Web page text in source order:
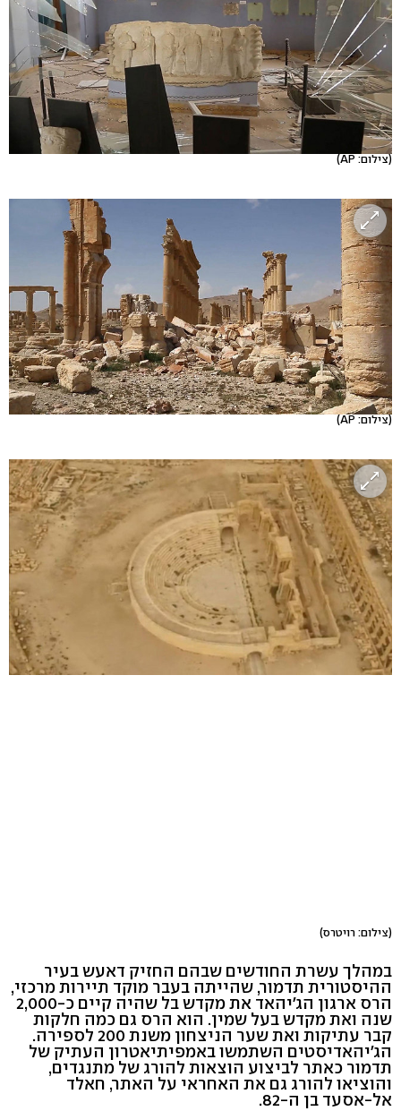
(צילום: AP)
(צילום: AP)
(צילום: רויטרס)
במהלך עשרת החודשים שבהם החזיק דאעש בעיר
ההיסטורית תדמור, שהייתה בעבר מוקד תיירות מרכזי,
הרס ארגון הג'יהאד את מקדש בל שהיה קיים כ-2,000
שנה ואת מקדש בעל שמין. הוא הרס גם כמה חלקות
קבר עתיקות ואת שער הניצחון משנת 200 לספירה.
הג'יהאדיסטים השתמשו באמפיתיאטרון העתיק של
תדמור כאתר לביצוע הוצאות להורג של מתנגדים,
והוציאו להורג גם את האחראי על האתר, חאלד
אל-אסעד בן ה-82.